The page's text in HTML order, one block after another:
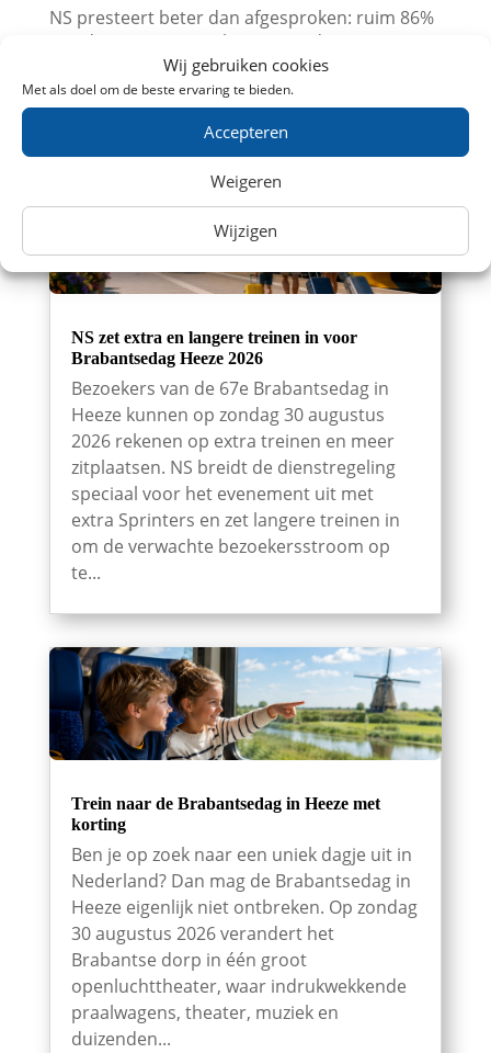
Wij gebruiken cookies
Met als doel om de beste ervaring te bieden.
Accepteren
Weigeren
Wijzigen
NS presteert beter dan afgesproken: ruim 86%
van de treinreizigers komt op tijd aan
NS zet extra en langere treinen in voor
Brabantsedag Heeze 2026
Bezoekers van de 67e Brabantsedag in
Heeze kunnen op zondag 30 augustus
2026 rekenen op extra treinen en meer
zitplaatsen. NS breidt de dienstregeling
speciaal voor het evenement uit met
extra Sprinters en zet langere treinen in
om de verwachte bezoekersstroom op
te...
Trein naar de Brabantsedag in Heeze met
korting
Ben je op zoek naar een uniek dagje uit in
Nederland? Dan mag de Brabantsedag in
Heeze eigenlijk niet ontbreken. Op zondag
30 augustus 2026 verandert het
Brabantse dorp in één groot
openluchttheater, waar indrukwekkende
praalwagens, theater, muziek en
duizenden...